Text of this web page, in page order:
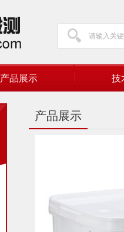
产品展示 技
产品展示